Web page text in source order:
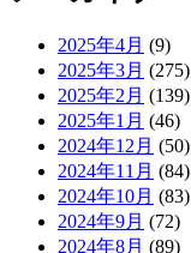
2025年4月 (9)
2025年3月 (275)
2025年2月 (139)
2025年1月 (46)
2024年12月 (50)
2024年11月 (84)
2024年10月 (83)
2024年9月 (72)
2024年8月 (89)